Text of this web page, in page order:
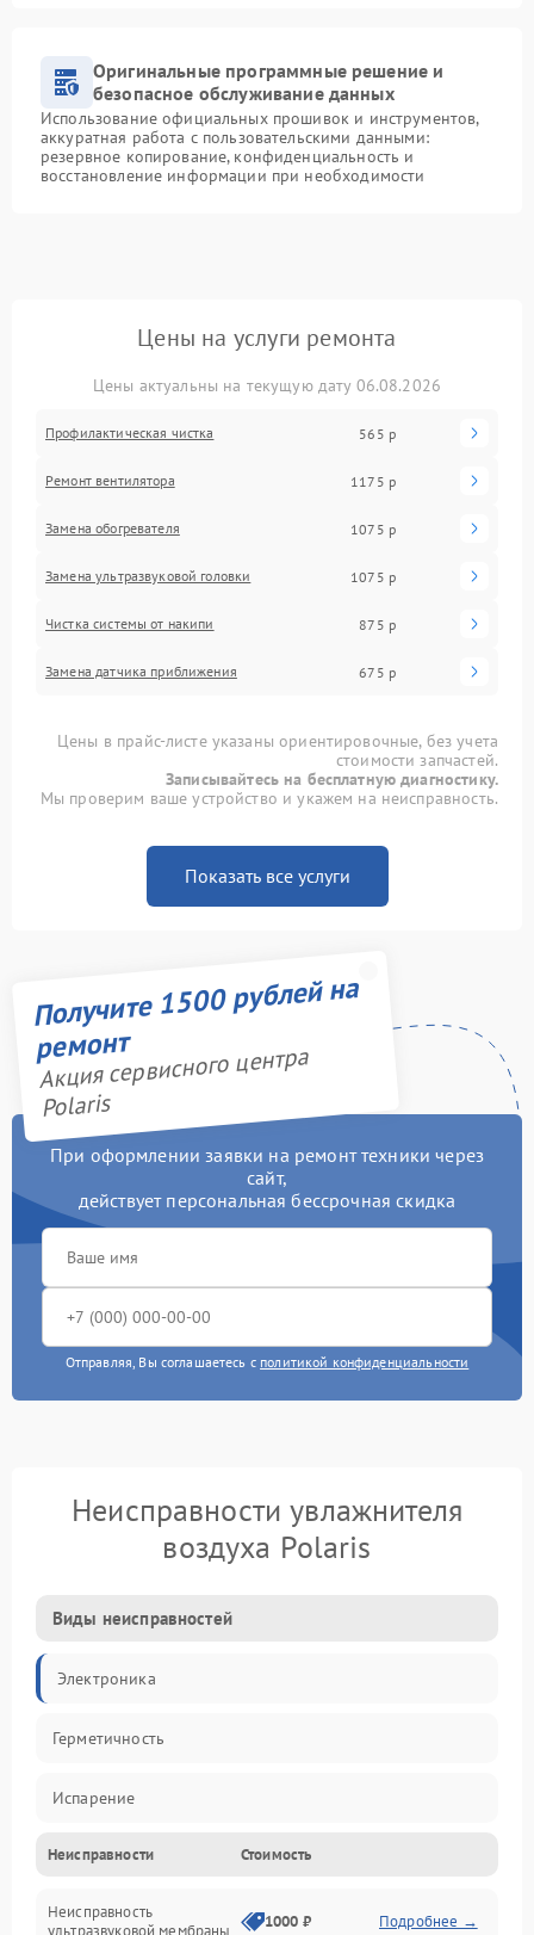
Оригинальные программные решение и
безопасное обслуживание данных
Использование официальных прошивок и инструментов,
аккуратная работа с пользовательскими данными:
резервное копирование, конфиденциальность и
восстановление информации при необходимости
Цены на услуги ремонта
Цены актуальны на текущую дату 06.08.2026
Профилактическая чистка 565 р
Ремонт вентилятора 1175 р
Замена обогревателя 1075 р
Замена ультразвуковой головки 1075 р
Чистка системы от накипи 875 р
Замена датчика приближения 675 р
Цены в прайс-листе указаны ориентировочные, без учета
стоимости запчастей.
Записывайтесь на бесплатную диагностику.
Мы проверим ваше устройство и укажем на неисправность.
Показать все услуги
Получите 1500 рублей на
ремонт
Акция сервисного центра
Polaris
При оформлении заявки на ремонт техники через
сайт,
действует персональная бессрочная скидка
Отправляя, Вы соглашаетесь с политикой конфиденциальности
Неисправности увлажнителя
воздуха Polaris
Виды неисправностей
Электроника
Герметичность
Испарение
Водяной тракт
Механические повреждения
Неисправности Стоимость
Неисправность
ультразвуковой мембраны
1000 ₽ Подробнее →